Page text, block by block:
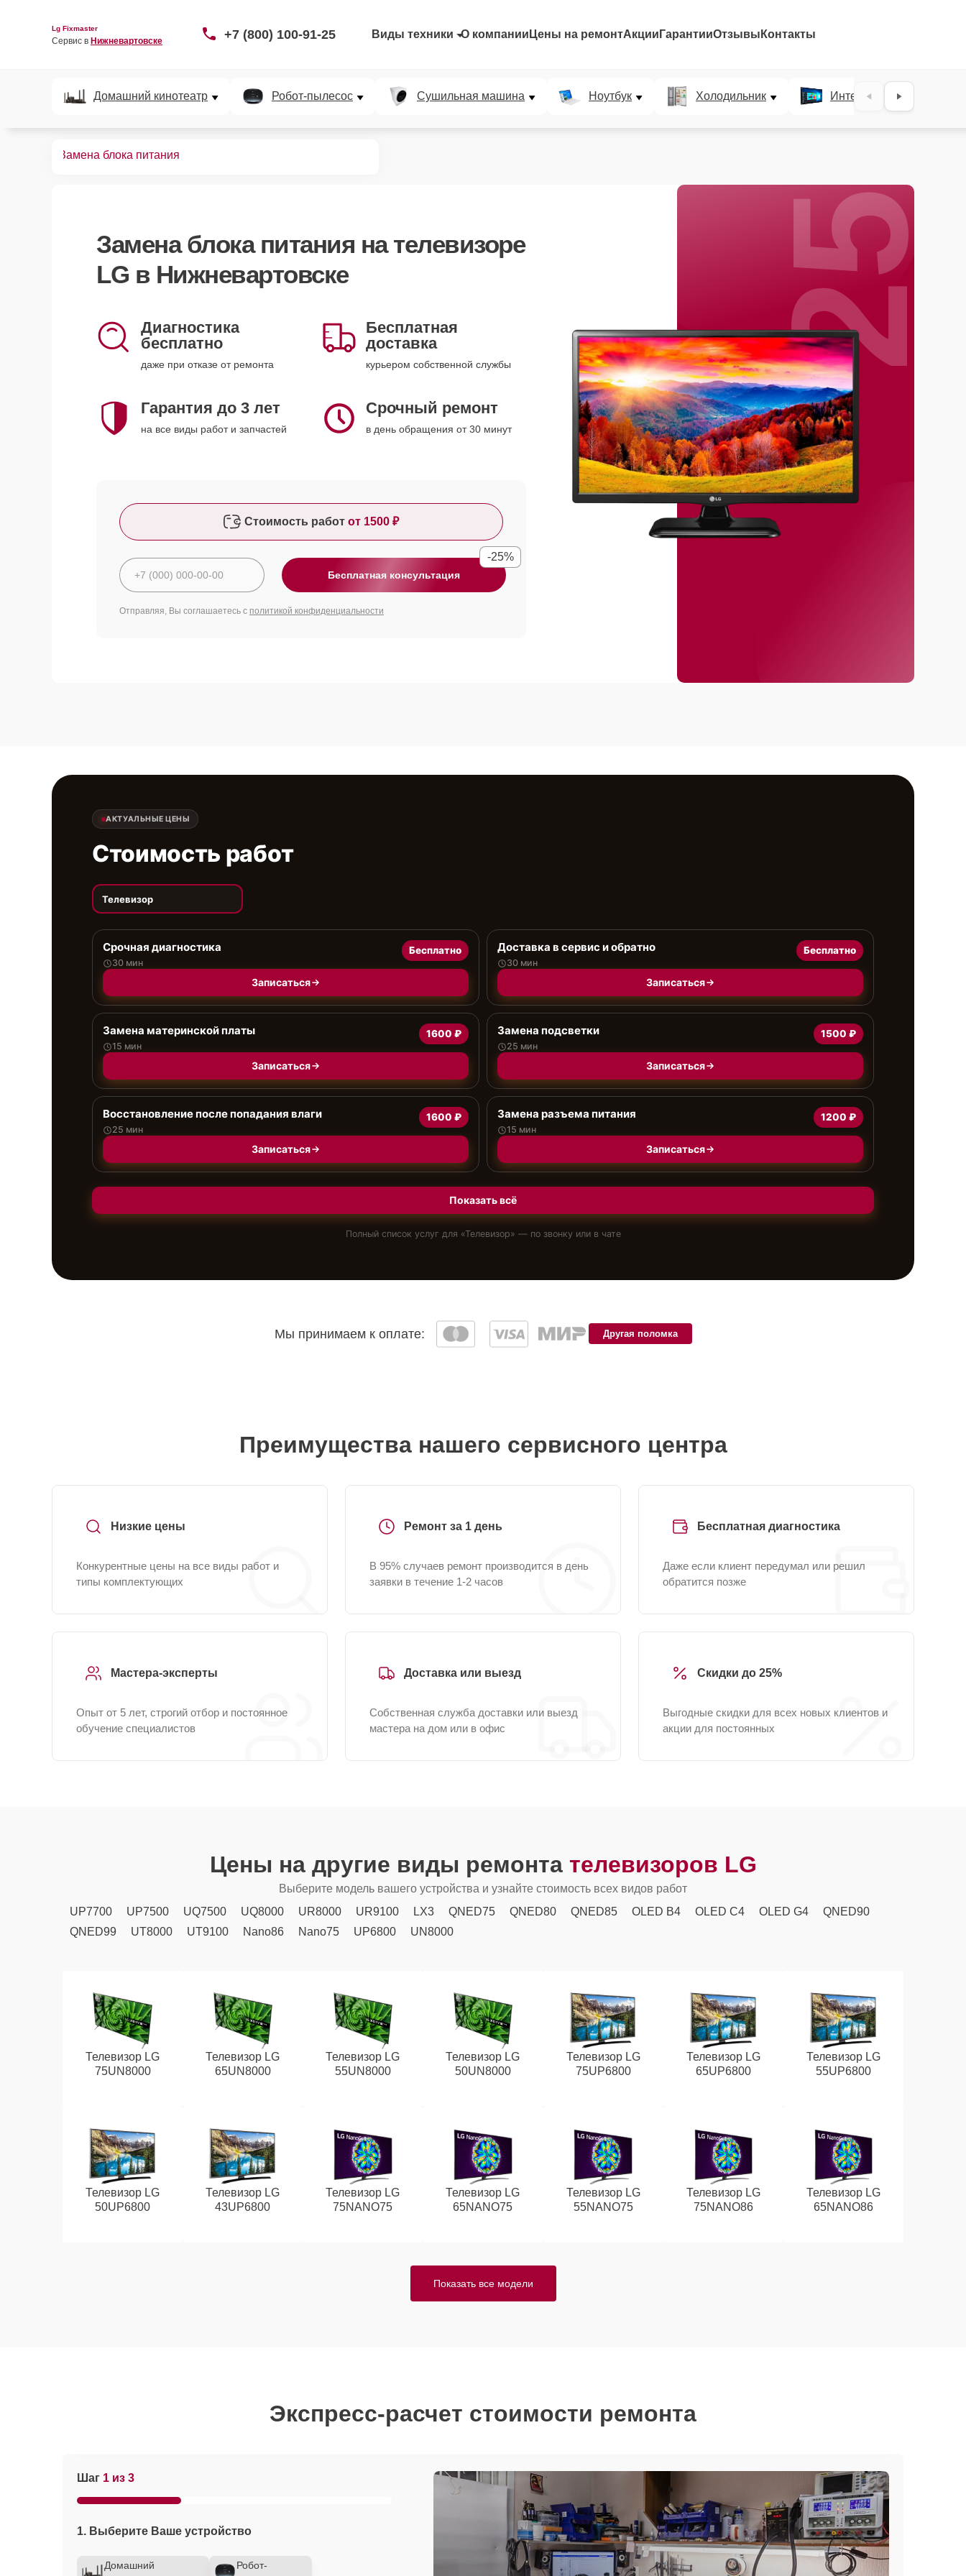
Lg Fixmaster
Сервис в Нижневартовске +7 (800) 100-91-25 Виды техники О компании Цены на ремонтАкции ГарантииОтзывы Контакты
Домашний кинотеатр Робот-пылесос Сушильная машина Ноутбук Холодильник Интерактивные панели
Замена блока питания
Замена блока питания на телевизоре
LG в Нижневартовске
Диагностика
бесплатно
даже при отказе от ремонта
Бесплатная
доставка
курьером собственной службы
Гарантия до 3 лет
на все виды работ и запчастей
Срочный ремонт
в день обращения от 30 минут
Стоимость работ от 1500 ₽
Бесплатная консультация
-25%
Отправляя, Вы соглашаетесь с политикой конфиденциальности
25%
АКТУАЛЬНЫЕ ЦЕНЫ
Стоимость работ
Телевизор
Срочная диагностика
30 мин
Бесплатно
Записаться
Доставка в сервис и обратно
30 мин
Бесплатно
Записаться
Замена материнской платы
15 мин
1600 ₽
Записаться
Замена подсветки
25 мин
1500 ₽
Записаться
Восстановление после попадания влаги
25 мин
1600 ₽
Записаться
Замена разъема питания
15 мин
1200 ₽
Записаться
Показать всё
Полный список услуг для «Телевизор» — по звонку или в чате
Мы принимаем к оплате: Другая поломка
Преимущества нашего сервисного центра
Низкие цены
Конкурентные цены на все виды работ и
типы комплектующих
Ремонт за 1 день
В 95% случаев ремонт производится в день
заявки в течение 1-2 часов
Бесплатная диагностика
Даже если клиент передумал или решил
обратится позже
Мастера-эксперты
Опыт от 5 лет, строгий отбор и постоянное
обучение специалистов
Доставка или выезд
Собственная служба доставки или выезд
мастера на дом или в офис
Скидки до 25%
Выгодные скидки для всех новых клиентов и
акции для постоянных
Цены на другие виды ремонта телевизоров LG
Выберите модель вашего устройства и узнайте стоимость всех видов работ
UP7700
UP7500 UQ7500 UQ8000 UR8000 UR9100 LX3 QNED75 QNED80 QNED85 OLED B4 OLED C4 OLED G4
QNED90
QNED99
UT8000 UT9100 Nano86 Nano75 UP6800 UN8000
Телевизор LG
75UN8000
Телевизор LG
65UN8000
Телевизор LG
55UN8000
Телевизор LG
50UN8000
Телевизор LG
75UP6800
Телевизор LG
65UP6800
Телевизор LG
55UP6800
Телевизор LG
50UP6800
Телевизор LG
43UP6800
Телевизор LG
75NANO75
Телевизор LG
65NANO75
Телевизор LG
55NANO75
Телевизор LG
75NANO86
Телевизор LG
65NANO86
Показать все модели
Экспресс-расчет стоимости ремонта
Шаг 1 из 3
1. Выберите Ваше устройство
Домашний
Робот-